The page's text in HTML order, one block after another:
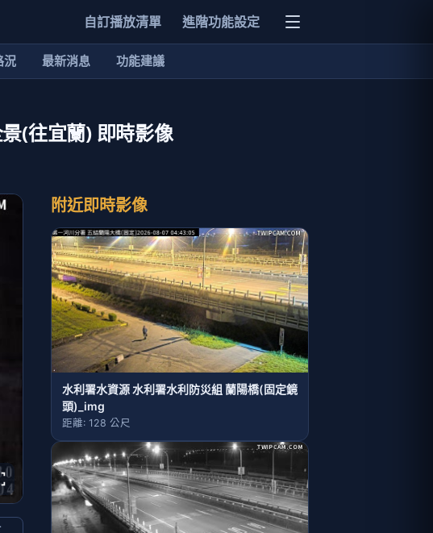
自訂播放清單 進階功能設定
況 最新消息 功能建議
(往宜蘭) 即時影像
附近即時影像
水利署水資源 水利署水利防災組 蘭陽橋(固定鏡
頭)_img
距離: 128 公尺